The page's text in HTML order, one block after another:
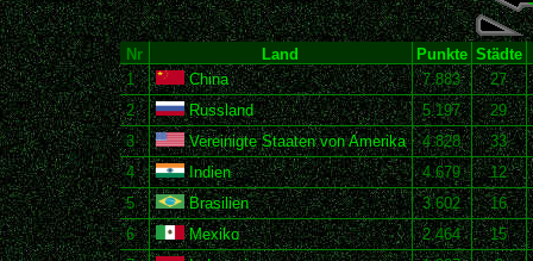
Nr Land Punkte Städte
1
China 7.883 27
2
Russland 5.197
29
3
Vereinigte Staaten von Amerika 4.828
33
4
Indien 4.679 12
5
Brasilien 3.602
16
6
Mexiko 2.464
15